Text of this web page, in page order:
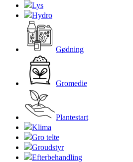
Lys
Hydro
Gødning
Gromedie
Plantestart
Klima
Gro telte
Groudstyr
Efterbehandling